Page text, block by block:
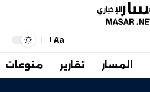
Aa
المسار تقارير منوعات